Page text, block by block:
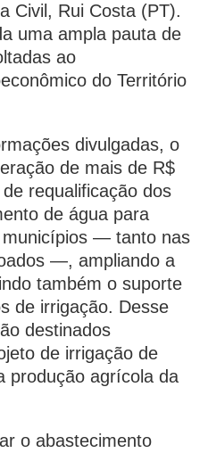
Civil, Rui Costa (PT).
uma ampla pauta de
ao
do Território
divulgadas, o
de mais de R$
requalificação dos
de água para
— tanto nas
—, ampliando a
também o suporte
de irrigação. Desse
destinados
de irrigação de
produção agrícola da
o abastecimento